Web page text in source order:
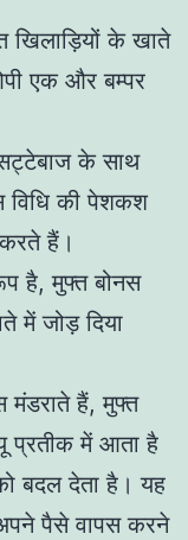
खिलाड़ियों के खाते
एक और बम्पर
के साथ
की पेशकश
हैं।
है, मुफ्त बोनस
में जोड़ दिया
हैं, मुफ्त
प्रतीक में आता है
बदल देता है। यह
पैसे वापस करने